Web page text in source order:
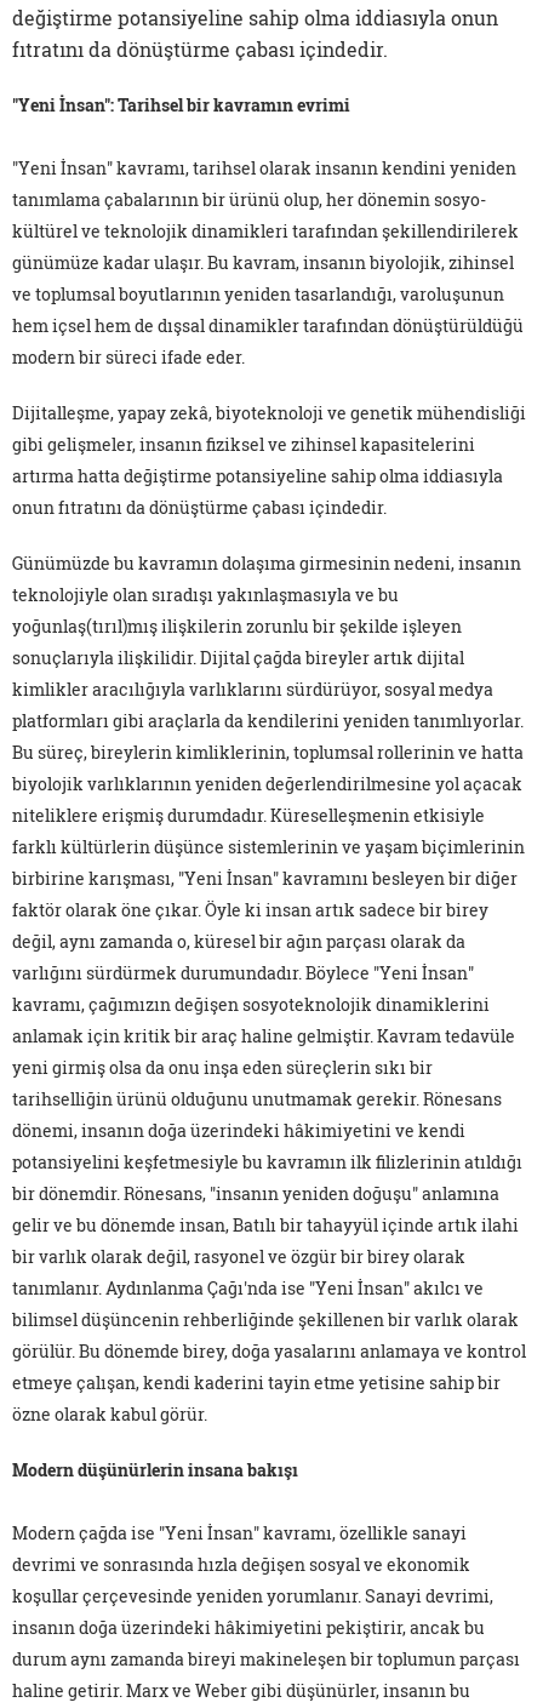
değiştirme potansiyeline sahip olma iddiasıyla onun
fıtratını da dönüştürme çabası içindedir.
"Yeni İnsan": Tarihsel bir kavramın evrimi
"Yeni İnsan" kavramı, tarihsel olarak insanın kendini yeniden
tanımlama çabalarının bir ürünü olup, her dönemin sosyo-
kültürel ve teknolojik dinamikleri tarafından şekillendirilerek
günümüze kadar ulaşır. Bu kavram, insanın biyolojik, zihinsel
ve toplumsal boyutlarının yeniden tasarlandığı, varoluşunun
hem içsel hem de dışsal dinamikler tarafından dönüştürüldüğü
modern bir süreci ifade eder.
Dijitalleşme, yapay zekâ, biyoteknoloji ve genetik mühendisliği
gibi gelişmeler, insanın fiziksel ve zihinsel kapasitelerini
artırma hatta değiştirme potansiyeline sahip olma iddiasıyla
onun fıtratını da dönüştürme çabası içindedir.
Günümüzde bu kavramın dolaşıma girmesinin nedeni, insanın
teknolojiyle olan sıradışı yakınlaşmasıyla ve bu
yoğunlaş(tırıl)mış ilişkilerin zorunlu bir şekilde işleyen
sonuçlarıyla ilişkilidir. Dijital çağda bireyler artık dijital
kimlikler aracılığıyla varlıklarını sürdürüyor, sosyal medya
platformları gibi araçlarla da kendilerini yeniden tanımlıyorlar.
Bu süreç, bireylerin kimliklerinin, toplumsal rollerinin ve hatta
biyolojik varlıklarının yeniden değerlendirilmesine yol açacak
niteliklere erişmiş durumdadır. Küreselleşmenin etkisiyle
farklı kültürlerin düşünce sistemlerinin ve yaşam biçimlerinin
birbirine karışması, "Yeni İnsan" kavramını besleyen bir diğer
faktör olarak öne çıkar. Öyle ki insan artık sadece bir birey
değil, aynı zamanda o, küresel bir ağın parçası olarak da
varlığını sürdürmek durumundadır. Böylece "Yeni İnsan"
kavramı, çağımızın değişen sosyoteknolojik dinamiklerini
anlamak için kritik bir araç haline gelmiştir. Kavram tedavüle
yeni girmiş olsa da onu inşa eden süreçlerin sıkı bir
tarihselliğin ürünü olduğunu unutmamak gerekir. Rönesans
dönemi, insanın doğa üzerindeki hâkimiyetini ve kendi
potansiyelini keşfetmesiyle bu kavramın ilk filizlerinin atıldığı
bir dönemdir. Rönesans, "insanın yeniden doğuşu" anlamına
gelir ve bu dönemde insan, Batılı bir tahayyül içinde artık ilahi
bir varlık olarak değil, rasyonel ve özgür bir birey olarak
tanımlanır. Aydınlanma Çağı'nda ise "Yeni İnsan" akılcı ve
bilimsel düşüncenin rehberliğinde şekillenen bir varlık olarak
görülür. Bu dönemde birey, doğa yasalarını anlamaya ve kontrol
etmeye çalışan, kendi kaderini tayin etme yetisine sahip bir
özne olarak kabul görür.
Modern düşünürlerin insana bakışı
Modern çağda ise "Yeni İnsan" kavramı, özellikle sanayi
devrimi ve sonrasında hızla değişen sosyal ve ekonomik
koşullar çerçevesinde yeniden yorumlanır. Sanayi devrimi,
insanın doğa üzerindeki hâkimiyetini pekiştirir, ancak bu
durum aynı zamanda bireyi makineleşen bir toplumun parçası
haline getirir. Marx ve Weber gibi düşünürler, insanın bu